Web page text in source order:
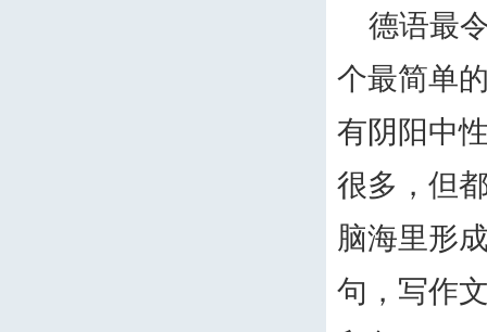
德语最
个最简单
有阴阳中
很多，但
脑海里形
句，写作